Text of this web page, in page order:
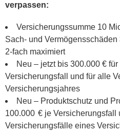
verpassen:
Versicherungssumme 10
Sach- und
2-fach maximiert
Neu – jetzt bis 300.000 €
Versicherungsfall und für alle
Versicherungsjahres
Neu – Produktschutz und
100.000 € je Versicherungsfall
Versicherungsfälle eines